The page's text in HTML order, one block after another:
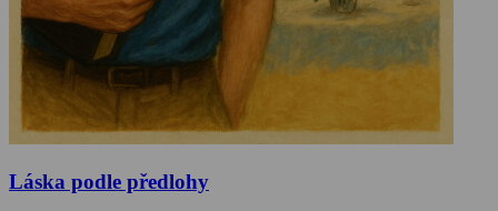
Láska podle předlohy